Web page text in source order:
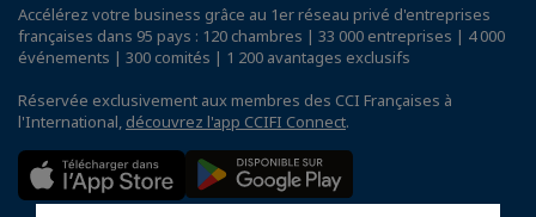
Accélérez votre business grâce au 1er réseau privé d'entreprises
françaises dans 95 pays : 120 chambres | 33 000 entreprises | 4 000
événements | 300 comités | 1 200 avantages exclusifs
Réservée exclusivement aux membres des CCI Françaises à
l'International, découvrez l'app CCIFI Connect.